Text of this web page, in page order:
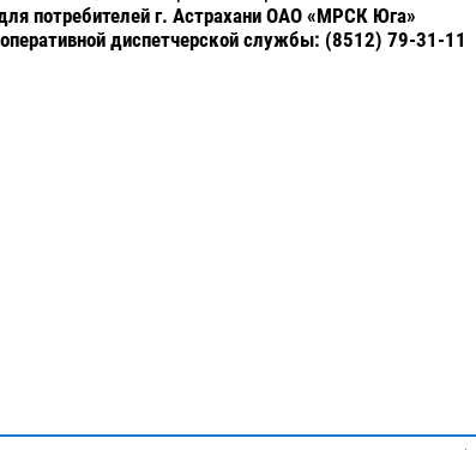
потребителей г. Астрахани ОАО «МРСК Юга»
диспетчерской службы: (8512) 79-31-11